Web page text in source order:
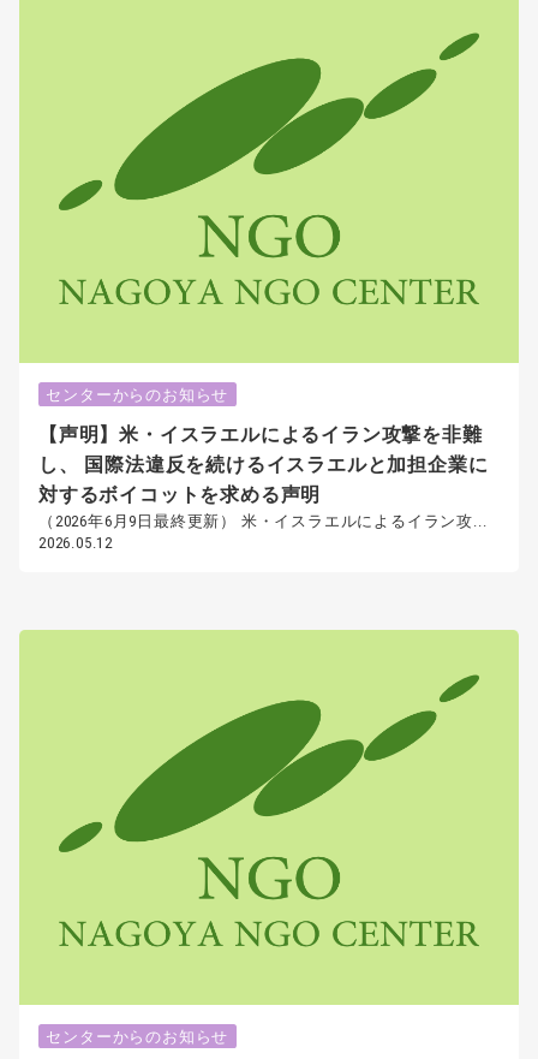
センターからのお知らせ
【声明】米・イスラエルによるイラン攻撃を非難
し、 国際法違反を続けるイスラエルと加担企業に
対するボイコットを求める声明
（2026年6月9日最終更新） 米・イスラエルによるイラン攻...
2026.05.12
センターからのお知らせ